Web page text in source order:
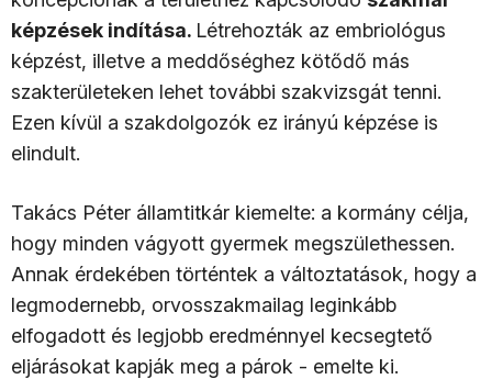
képzések indítása. Létrehozták az embriológus
képzést, illetve a meddőséghez kötődő más
szakterületeken lehet további szakvizsgát tenni.
Ezen kívül a szakdolgozók ez irányú képzése is
elindult.
Takács Péter államtitkár kiemelte: a kormány célja,
hogy minden vágyott gyermek megszülethessen.
Annak érdekében történtek a változtatások, hogy a
legmodernebb, orvosszakmailag leginkább
elfogadott és legjobb eredménnyel kecsegtető
eljárásokat kapják meg a párok - emelte ki.